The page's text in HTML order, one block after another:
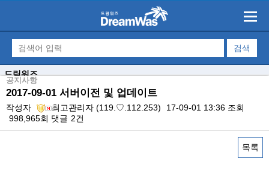
드림워즈
공지사항
2017-09-01 서버이전 및 업데이트
작성자 최고관리자 (119.♡.112.253) 17-09-01 13:36 조회
998,965회 댓글 2건
목록